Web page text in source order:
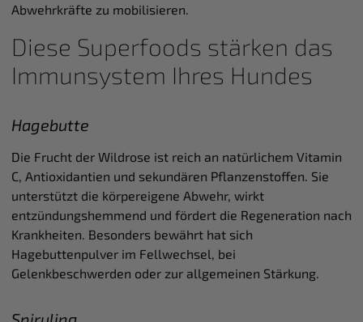
Abwehrkräfte zu mobilisieren.
Diese Superfoods stärken das
Immunsystem Ihres Hundes
Hagebutte
Die Frucht der Wildrose ist reich an natürlichem Vitamin
C, Antioxidantien und sekundären Pflanzenstoffen. Sie
unterstützt die körpereigene Abwehr, wirkt
entzündungshemmend und fördert die Regeneration nach
Krankheiten. Besonders bewährt hat sich
Hagebuttenpulver im Fellwechsel, bei
Gelenkbeschwerden oder zur allgemeinen Stärkung.